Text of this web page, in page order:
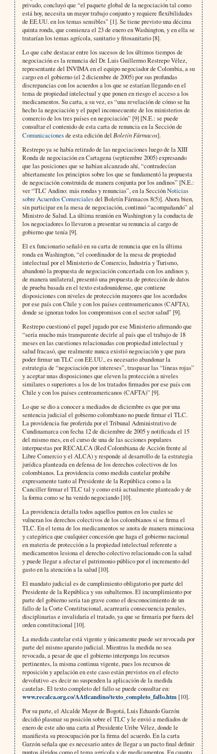
privado, concluyó que “el paquete global de la negociación tal como
está hoy, necesita un mayor trabajo conjunto y requiere flexibilidades
de EE.UU. en los temas sensibles” [1]. Se tiene previsto una décima
quinta ronda, que comienza el 23 de enero en Washington, y en ella se
tratarían los temas agrícola, sanitario y fitosanitario [8].
Lo que cabe destacar entre los sucesos de los últimos tiempos de
negociación es la renuncia del Dr. Luis Guillermo Restrepo Vélez,
representante del INVIMA en el equipo negociador de Colombia, a su
cargo en el gobierno (el 2 diciembre de 2005) por sus profundas
discrepancias con los acuerdos a los que se estarían llegando en el
tema de propiedad intelectual y que ponen en riesgo el acceso a los
medicamentos. Su carta, a su vez, es “una revelación de cómo se ha
hecho la negociación y el papel inconsecuente de los ministerios de
comercio de los tres países en negociación” [9] [N.E.: se puede
consultar el contenido de esta carta de renuncia en la Sección de
Comunicacionesde esta edición del Boletín Fármacos].
Restrepo ya se había retirado de las negociaciones luego de la XIII
Ronda de negociación en Cartagena (septiembre 2005) expresando
que las posiciones que se habían alcanzado ahí, “contradecían
abiertamente los principios sobre los que se fundamentó la propuesta
de negociación construida de manera conjunta por los andinos” [N.E.:
ver “TLC Andino: más rondas y renuncias”, en la SecciónNoticias
sobre Acuerdos Comercialesdel Boletín Fármacos 8(5)]. Ahora bien,
sin participar en la mesa de negociación, continuó “acompañando” al
Ministro de Salud. La última reunión en Washington y la conducta de
los negociadores lo llevaron a presentar su renuncia al cargo de
gobierno que tenía [9].
El ex funcionario señaló en su carta de renuncia que en la última
ronda en Washington, “el coordinador de la mesa de propiedad
intelectual por el Ministerio de Comercio, Industria y Turismo,
abandonó la propuesta de negociación concertada con los andinos y,
de manera unilateral, presentó una propuesta de protección de datos
de prueba basada en el texto estadounidense, que contiene
disposiciones con niveles de protección mayores que los acordados
por ese país con Chile y con los países centroamericanos (CAFTA),
donde se ignoran todos los compromisos con el sector salud” [9].
Restrepo cuestionó el papel jugado por ese Ministerio afirmando que
“sería mucho más transparente decirle al país que el trabajo de 18
meses en las cuestiones relacionadas con propiedad intelectual y
salud fracasó, que realmente nunca existió negociación y que para
poder firmar un TLC con EE.UU., es necesario abandonar la
estrategia de “negociación por intereses”, traspasar las “líneas rojas”
y aceptar unas disposiciones que eleven la protección a niveles
similares o superiores a los de los tratados firmados por ese país con
Chile y con los países centroamericanos (CAFTA)” [9].
Lo que se dio a conocer a mediados de diciembre es que por una
sentencia judicial el gobierno colombiano no puede firmar el TLC.
La providencia fue proferida por el Tribunal Administrativo de
Cundinamarca con fecha 12 de diciembre de 2005 y notificada el 15
del mismo mes, en el curso de una de las acciones populares
interpuestas por RECALCA (Red Colombiana de Acción frente al
Libre Comercio y el ALCA) y responde al desarrollo de la estrategia
jurídica planteada en defensa de los derechos colectivos de los
colombianos. La providencia como medida cautelar prohíbe
expresamente tanto al Presidente de la República como a la
Canciller firmar el TLC tal y como está actualmente planteado y de
la forma como se ha venido negociando [10].
La providencia detalla todos aquellos puntos en los cuales se
vulneran los derechos colectivos de los colombianos sí se firma el
TLC. En el tema de los medicamentos se anota de manera minuciosa
y categórica que cualquier concesión que haga el gobierno nacional
en materia de protección a la propiedad intelectual referente a
medicamentos lesiona el derecho colectivo relacionado con la salud
y puede llegar a afectar el patrimonio público por el incremento del
gasto en la atención a la salud [10].
El mandato judicial es de cumplimiento obligatorio por parte del
Presidente de la República y sus subalternos. El incumplimiento por
parte del gobierno sería tan grave como el desconocimiento de un
fallo de la Corte Constitucional, acarrearía consecuencia penales,
disciplinarias e invalidaría el tratado, ya que se firmaría por fuera del
orden constitucional [10].
La medida cautelar está vigente y únicamente puede ser revocada por
parte del mismo aparato judicial. Mientras la medida no sea
revocada, a pesar de que el gobierno interponga los recursos
pertinentes, la misma continua vigente, pues los recursos de
reposición y apelación en este caso están previstos en el efecto
devolutivo -es decir no suspenden la aplicación de la medida
cautelar-. El texto completo del fallo se puede consultar en:
www.recalca.org.co/AAtlcandino/texto_completo_fallo.htm[10].
Por su parte, el Alcalde Mayor de Bogotá, Luis Eduardo Garzón
decidió plasmar su posición sobre el TLC y le envió a mediados de
enero de este año una carta al Presidente Uribe Vélez, donde le
manifiesta su preocupación por la firma del acuerdo. En la carta
Garzón señala que es necesario antes de llegar a un pacto final definir
puntos álgidos como el tema agrícola y de medicamentos. En cuanto